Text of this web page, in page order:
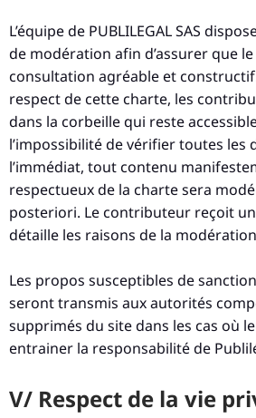
L’équipe de PUBLILEGAL SAS
de modération afin d’assurer que
consultation agréable et
respect de cette charte, les
dans la corbeille qui reste
l’impossibilité de vérifier toutes les
l’immédiat, tout contenu
respectueux de la charte sera
posteriori. Le contributeur reçoit
détaille les raisons de la
Les propos susceptibles de
seront transmis aux autorités
supprimés du site dans les cas où
entrainer la responsabilité de
V/ Respect de la vie